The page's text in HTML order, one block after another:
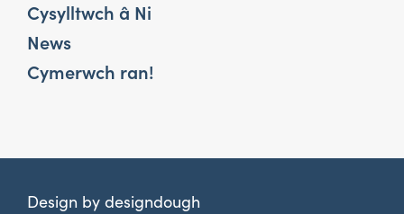
Cysylltwch â Ni
News
Cymerwch ran!
Design by designdough